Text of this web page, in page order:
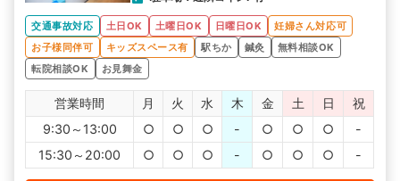
交通事故対応 土日OK 土曜日OK 日曜日OK
妊婦さん対応可
お子様同伴可
キッズスペース有 駅ちか 鍼灸
無料相談OK
転院相談OK
お見舞金
営業時間 月 火 水 木 金 土 日
祝
9:30～13:00
○ ○ ○ - ○ ○ ○
-
15:30～20:00
○ ○ ○ - ○ ○ ○ -